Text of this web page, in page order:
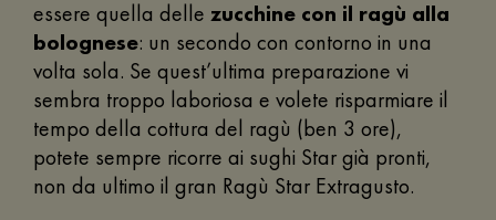
essere quella delle zucchine con il ragù alla
bolognese: un secondo con contorno in una
volta sola. Se quest’ultima preparazione vi
sembra troppo laboriosa e volete risparmiare il
tempo della cottura del ragù (ben 3 ore),
potete sempre ricorre ai sughi Star già pronti,
non da ultimo il gran Ragù Star Extragusto.